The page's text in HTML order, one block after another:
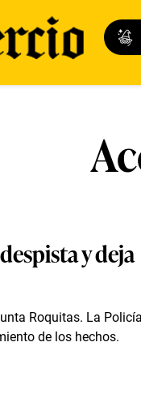
y deja
Roquitas. La Policía
de los hechos.